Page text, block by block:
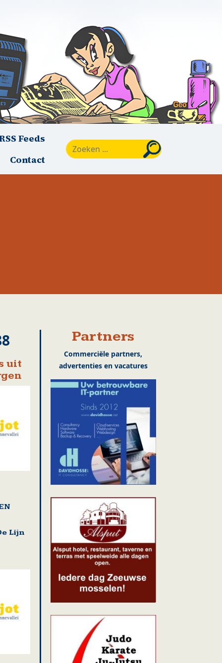
Feeds
Contact
uit
Lijn
Partners
Commerciële partners,
advertenties en vacatures